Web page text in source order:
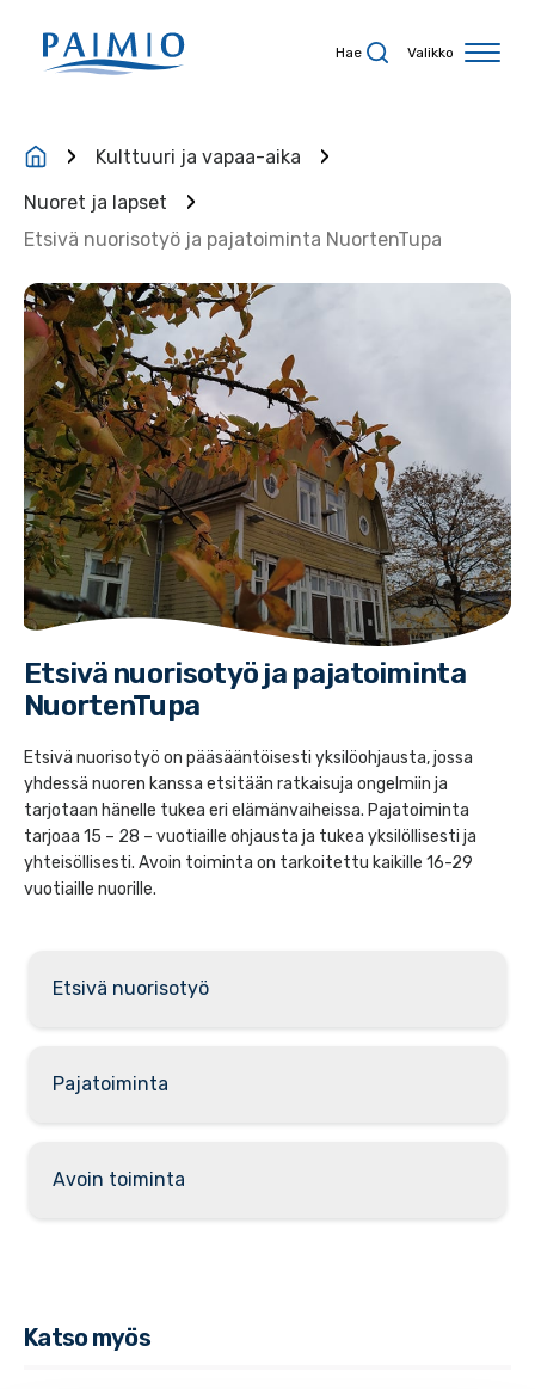
Hae Valikko
Kulttuuri ja vapaa-aika
Nuoret ja lapset
Etsivä nuorisotyö ja pajatoiminta NuortenTupa
Etsivä nuorisotyö ja pajatoiminta
NuortenTupa
Etsivä nuorisotyö on pääsääntöisesti yksilöohjausta, jossa
yhdessä nuoren kanssa etsitään ratkaisuja ongelmiin ja
tarjotaan hänelle tukea eri elämänvaiheissa. Pajatoiminta
tarjoaa 15 – 28 – vuotiaille ohjausta ja tukea yksilöllisesti ja
yhteisöllisesti. Avoin toiminta on tarkoitettu kaikille 16-29
vuotiaille nuorille.
Etsivä nuorisotyö
Pajatoiminta
Avoin toiminta
Katso myös